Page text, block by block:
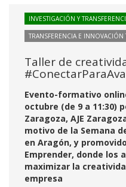
INVESTIGACIÓN Y
TRANSFERENCIA E
Taller de
Evento-formativo
octubre (de 9 a 11:30)
Zaragoza, AJE
motivo de la Semana
en Aragón, y
Emprender, donde los
maximizar la
empresa